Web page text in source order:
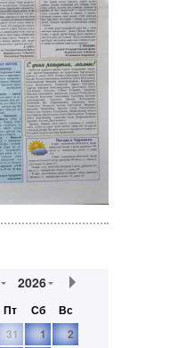
2026
Пт Сб
Вс
31 1
2